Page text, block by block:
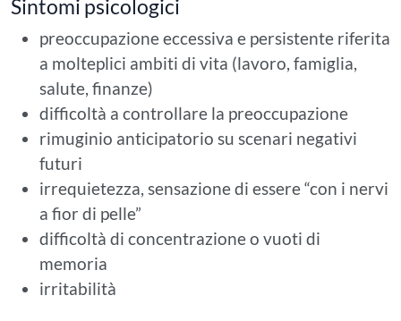
Sintomi psicologici
preoccupazione eccessiva e persistente riferita
a molteplici ambiti di vita (lavoro, famiglia,
salute, finanze)
difficoltà a controllare la preoccupazione
rimuginio anticipatorio su scenari negativi
futuri
irrequietezza, sensazione di essere “con i nervi
a fior di pelle”
difficoltà di concentrazione o vuoti di
memoria
irritabilità